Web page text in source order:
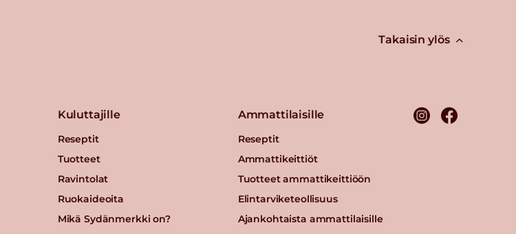
Takaisin ylös
Kuluttajille
Reseptit
Tuotteet
Ravintolat
Ruokaideoita
Mikä Sydänmerkki on?
Ammattilaisille
Reseptit
Ammattikeittiöt
Tuotteet ammattikeittiöön
Elintarviketeollisuus
Ajankohtaista ammattilaisille